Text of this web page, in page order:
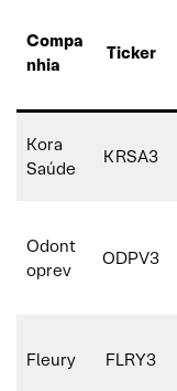
Compa
nhia
Ticker
Kora
Saúde
KRSA3
Odont
oprev
ODPV3
Fleury FLRY3